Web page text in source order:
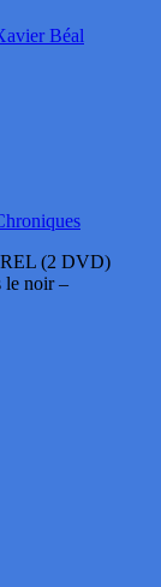
Béal
(2 DVD)
le noir –